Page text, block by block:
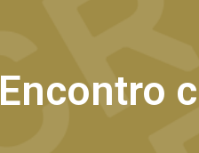
Encontro